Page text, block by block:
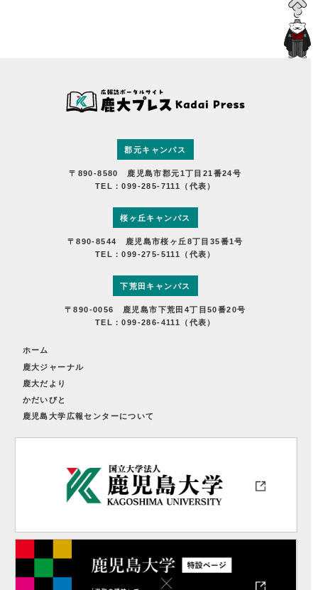
郡元キャンパス
〒890-8580 鹿児島市郡元1丁目21番24号
TEL：099-285-7111（代表）
桜ヶ丘キャンパス
〒890-8544 鹿児島市桜ヶ丘8丁目35番1号
TEL：099-275-5111（代表）
下荒田キャンパス
〒890-0056 鹿児島市下荒田4丁目50番20号
TEL：099-286-4111（代表）
ホーム
鹿大ジャーナル
鹿大だより
かだいびと
鹿児島大学広報センターについて